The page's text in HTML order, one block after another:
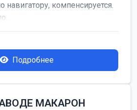
навигатору, компенсируется.
Подробнее
МАКАРОН